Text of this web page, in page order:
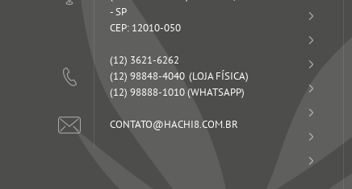
-SP
CEP: 12010-050
(12) 3621-6262
(12) 98848-4040
(12) 98888-1010(WHATSAPP)
CONTATO@HACHI8.COM.BR